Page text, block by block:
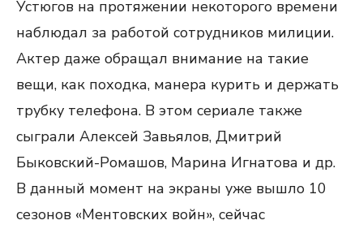
Устюгов на протяжении некоторого времени
наблюдал за работой сотрудников милиции.
Актер даже обращал внимание на такие
вещи, как походка, манера курить и держать
трубку телефона. В этом сериале также
сыграли Алексей Завьялов, Дмитрий
Быковский-Ромашов, Марина Игнатова и др.
В данный момент на экраны уже вышло 10
сезонов «Ментовских войн», сейчас